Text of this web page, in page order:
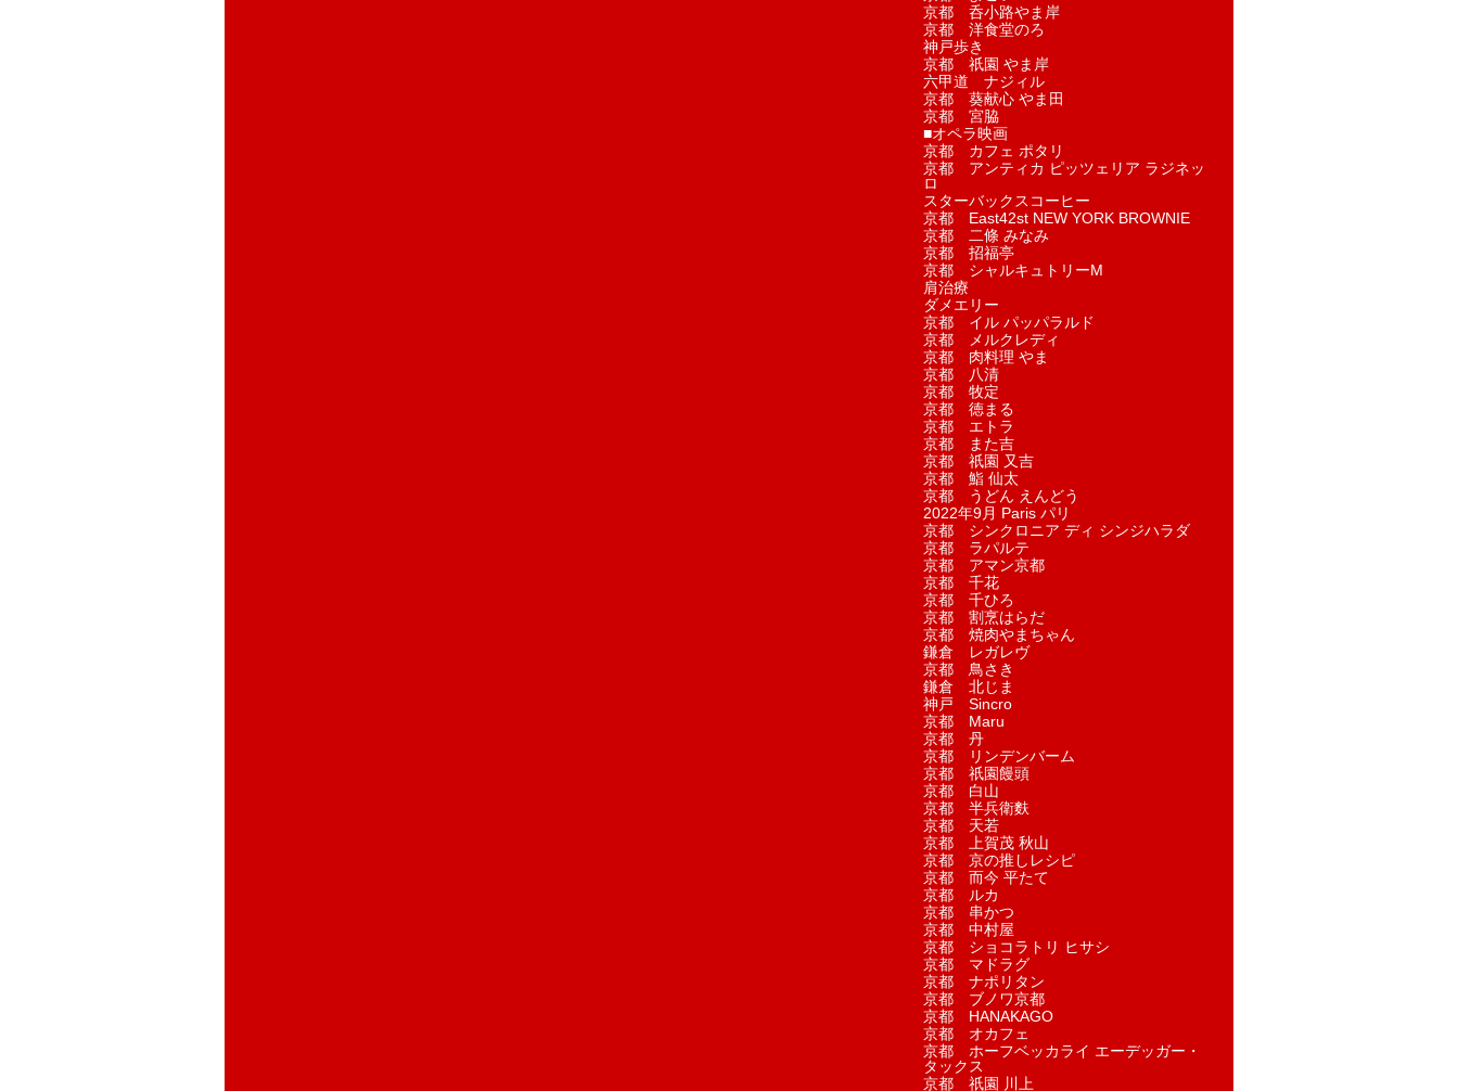
京都 呑小路やま岸
京都 洋食堂のろ
神戸歩き
京都 祇園 やま岸
六甲道 ナジィル
京都 葵献心 やま田
京都 宮脇
■オペラ映画
京都 カフェ ポタリ
京都 アンティカ ピッツェリア ラジネッ
ロ
スターバックスコーヒー
京都 East42st NEW YORK BROWNIE
京都 二條 みなみ
京都 招福亭
京都 シャルキュトリーM
肩治療
ダメエリー
京都 イル パッパラルド
京都 メルクレディ
京都 肉料理 やま
京都 八清
京都 牧定
京都 徳まる
京都 エトラ
京都 また吉
京都 祇園 又吉
京都 鮨 仙太
京都 うどん えんどう
2022年9月 Paris パリ
京都 シンクロニア ディ シンジハラダ
京都 ラパルテ
京都 アマン京都
京都 千花
京都 千ひろ
京都 割烹はらだ
京都 焼肉やまちゃん
鎌倉 レガレヴ
京都 鳥さき
鎌倉 北じま
神戸 Sincro
京都 Maru
京都 丹
京都 リンデンバーム
京都 祇園饅頭
京都 白山
京都 半兵衛麩
京都 天若
京都 上賀茂 秋山
京都 京の推しレシピ
京都 而今 平たて
京都 ルカ
京都 串かつ
京都 中村屋
京都 ショコラトリ ヒサシ
京都 マドラグ
京都 ナポリタン
京都 ブノワ京都
京都 HANAKAGO
京都 オカフェ
京都 ホーフベッカライ エーデッガー・
タックス
京都 祇園 川上